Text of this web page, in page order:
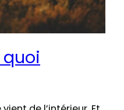
quoi